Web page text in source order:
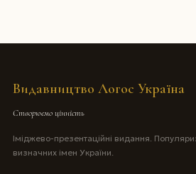
Видавництво Логос Україна
Створюємо цінність
Іміджево-презентаційні видання.
визначних імен України.